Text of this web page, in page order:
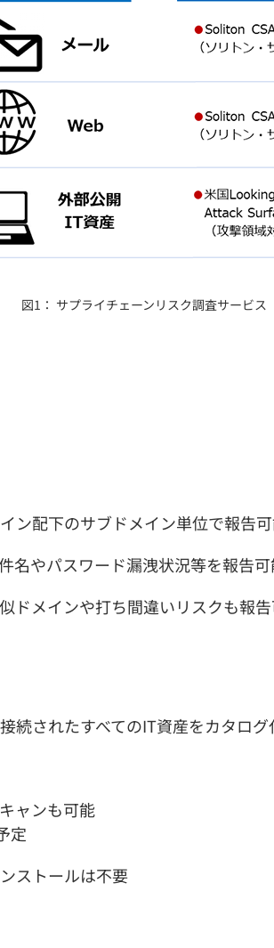
図1： サプライチェーンリスク調査サービス
ン配下のサブドメイン単位で報告
名やパスワード漏洩状況等を報告
ドメインや打ち間違いリスクも報
続されたすべてのIT資産をカタログ
ャンも可能
定
ストールは不要